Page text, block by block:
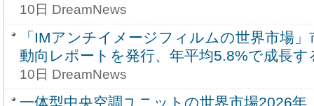
10日 DreamNews
「IMアンチイメージフィルムの世界市場
動向レポートを発行、年平均5.8%で成長す
10日 DreamNews
一体型中央空調ユニットの世界市場2026年